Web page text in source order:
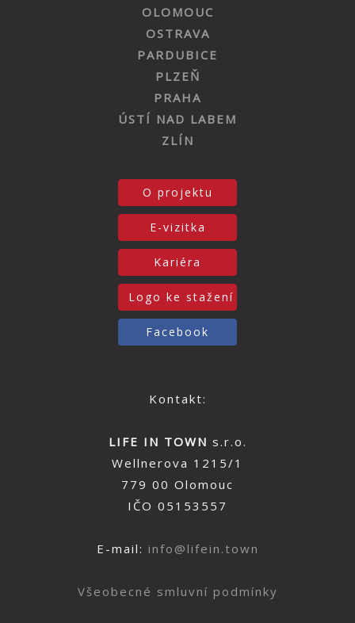
OLOMOUC
OSTRAVA
PARDUBICE
PLZEŇ
PRAHA
ÚSTÍ NAD LABEM
ZLÍN
O projektu
E-vizitka
Kariéra
Logo ke stažení
Facebook
Kontakt:
LIFE IN TOWN s.r.o.
Wellnerova 1215/1
779 00 Olomouc
IČO 05153557
E-mail: info@lifein.town
Všeobecné smluvní podmínky